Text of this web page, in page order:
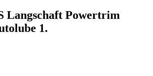
Langschaft Powertrim
1.